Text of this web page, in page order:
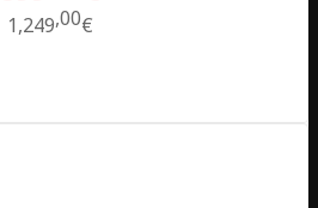
1,249 00€